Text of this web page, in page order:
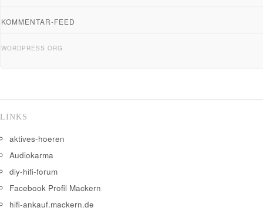
KOMMENTAR-FEED
WORDPRESS.ORG
LINKS
aktives-hoeren
Audiokarma
diy-hifi-forum
Facebook Profil Mackern
hifi-ankauf.mackern.de